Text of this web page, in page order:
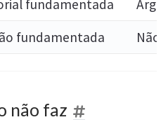
fundamentada
fundamentada Não
não faz